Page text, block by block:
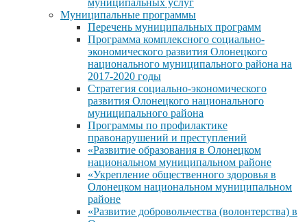
Муниципальные программы
Перечень муниципальных программ
Программа комплексного социально-
экономического развития Олонецкого
национального муниципального района на
2017-2020 годы
Стратегия социально-экономического
развития Олонецкого национального
муниципального района
Программы по профилактике
правонарушений и преступлений
«Развитие образования в Олонецком
национальном муниципальном районе
«Укрепление общественного здоровья в
Олонецком национальном муниципальном
районе
«Развитие добровольчества (волонтерства) в